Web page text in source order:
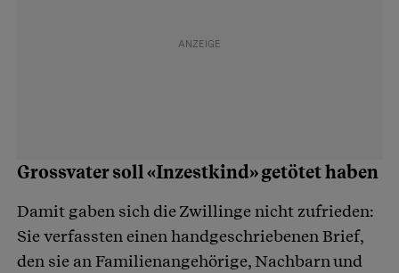
Grossvater soll «Inzestkind» getötet haben
Damit gaben sich die Zwillinge nicht zufrieden:
Sie verfassten einen handgeschriebenen Brief,
den sie an Familienangehörige, Nachbarn und